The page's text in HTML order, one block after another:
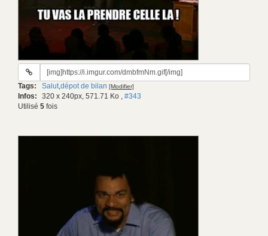
URL
gif:
Tags: Salut,dépot de bilan [Modifier]
Infos: 320 x 240px, 571.71 Ko , #343
Utilisé 5 fois